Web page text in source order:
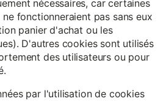
nécessaires, car certaines
fonctionneraient pas sans eux
panier d'achat ou les
D'autres cookies sont utilisés
des utilisateurs ou pour
par l'utilisation de cookies